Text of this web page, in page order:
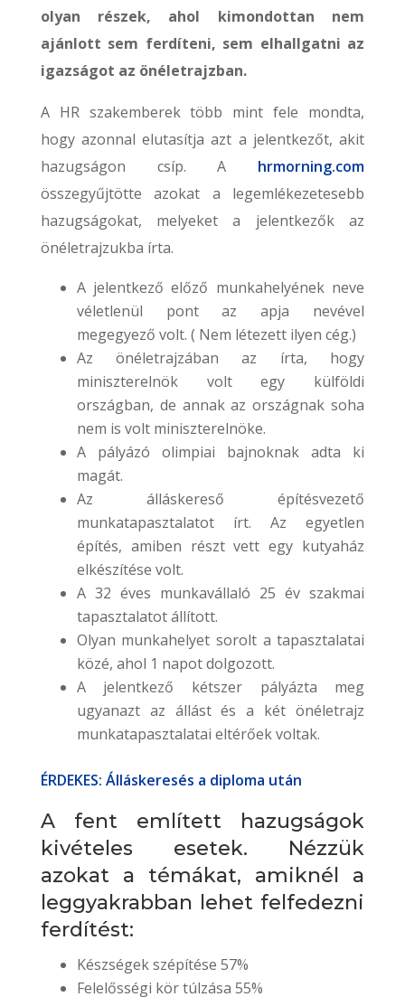
olyan részek, ahol kimondottan nem
ajánlott sem ferdíteni, sem elhallgatni az
igazságot az önéletrajzban.
A HR szakemberek több mint fele mondta,
hogy azonnal elutasítja azt a jelentkezőt, akit
hazugságon csíp. A hrmorning.com
összegyűjtötte azokat a legemlékezetesebb
hazugságokat, melyeket a jelentkezők az
önéletrajzukba írta.
A jelentkező előző munkahelyének neve
véletlenül pont az apja nevével
megegyező volt. ( Nem létezett ilyen cég.)
Az önéletrajzában az írta, hogy
miniszterelnök volt egy külföldi
országban, de annak az országnak soha
nem is volt miniszterelnöke.
A pályázó olimpiai bajnoknak adta ki
magát.
Az álláskereső építésvezető
munkatapasztalatot írt. Az egyetlen
építés, amiben részt vett egy kutyaház
elkészítése volt.
A 32 éves munkavállaló 25 év szakmai
tapasztalatot állított.
Olyan munkahelyet sorolt a tapasztalatai
közé, ahol 1 napot dolgozott.
A jelentkező kétszer pályázta meg
ugyanazt az állást és a két önéletrajz
munkatapasztalatai eltérőek voltak.
ÉRDEKES: Álláskeresés a diploma után
A fent említett hazugságok
kivételes esetek. Nézzük
azokat a témákat, amiknél a
leggyakrabban lehet felfedezni
ferdítést:
Készségek szépítése 57%
Felelősségi kör túlzása 55%